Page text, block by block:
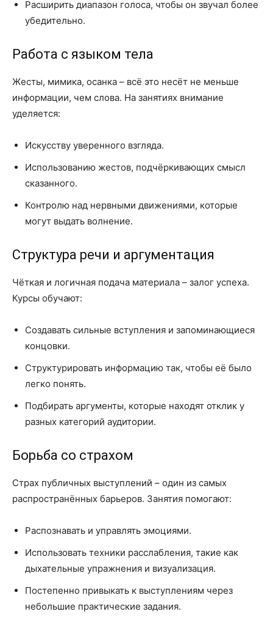
Расширить диапазон голоса, чтобы он звучал более
убедительно.
Работа с языком тела
Жесты, мимика, осанка – всё это несёт не меньше
информации, чем слова. На занятиях внимание
уделяется:
Искусству уверенного взгляда.
Использованию жестов, подчёркивающих смысл
сказанного.
Контролю над нервными движениями, которые
могут выдать волнение.
Структура речи и аргументация
Чёткая и логичная подача материала – залог успеха.
Курсы обучают:
Создавать сильные вступления и запоминающиеся
концовки.
Структурировать информацию так, чтобы её было
легко понять.
Подбирать аргументы, которые находят отклик у
разных категорий аудитории.
Борьба со страхом
Страх публичных выступлений – один из самых
распространённых барьеров. Занятия помогают:
Распознавать и управлять эмоциями.
Использовать техники расслабления, такие как
дыхательные упражнения и визуализация.
Постепенно привыкать к выступлениям через
небольшие практические задания.